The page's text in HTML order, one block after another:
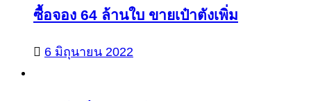
ซื้อจอง 64 ล้านใบ ขายเป๋าตังเพิ่ม
6 มิถุนายน 2022